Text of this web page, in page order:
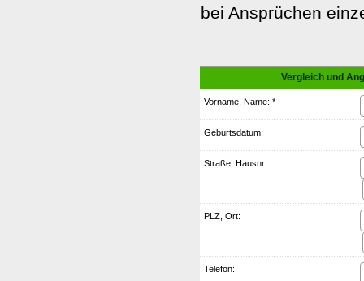
bei Ansprüchen
Vergleich und
Vorname, Name: *
Geburts­datum:
Straße, Hausnr.:
PLZ, Ort:
Telefon: